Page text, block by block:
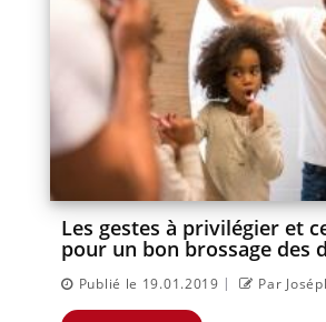
Les gestes à privilégier et
pour un bon brossage des
Publié le 19.01.2019 | Par